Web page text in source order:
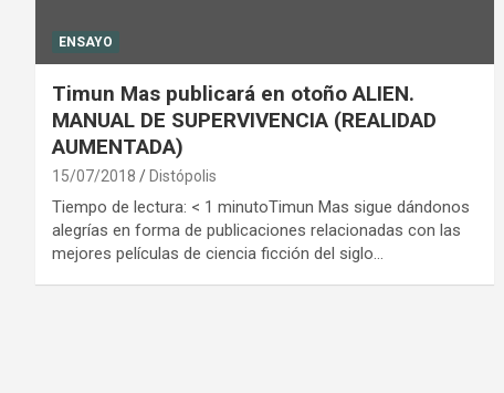
ENSAYO
Timun Mas publicará en otoño ALIEN.
MANUAL DE SUPERVIVENCIA (REALIDAD
AUMENTADA)
15/07/2018 Distópolis
Tiempo de lectura: < 1 minutoTimun Mas sigue dándonos
alegrías en forma de publicaciones relacionadas con las
mejores películas de ciencia ficción del siglo…